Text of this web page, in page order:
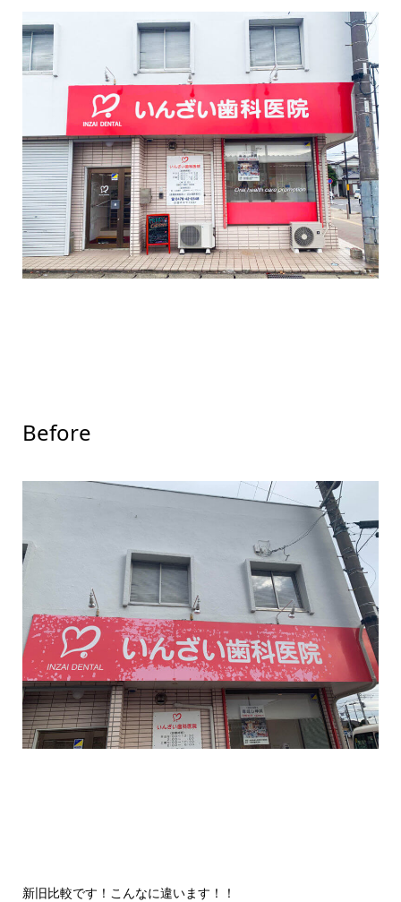
Before
新旧比較です！こんなに違います！！